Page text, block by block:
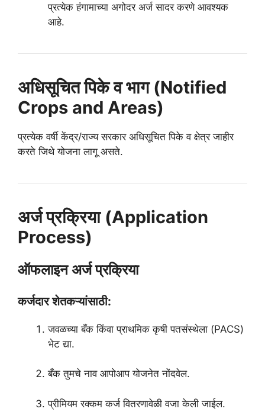
प्रत्येक हंगामाच्या अगोदर अर्ज सादर करणे आवश्यक
आहे.
अधिसूचित पिके व भाग (Notified
Crops and Areas)
प्रत्येक वर्षी केंद्र/राज्य सरकार अधिसूचित पिके व क्षेत्र जाहीर
करते जिथे योजना लागू असते.
अर्ज प्रक्रिया (Application
Process)
ऑफलाइन अर्ज प्रक्रिया
कर्जदार शेतकऱ्यांसाठी:
जवळच्या बँक किंवा प्राथमिक कृषी पतसंस्थेला (PACS)
भेट द्या.
बँक तुमचे नाव आपोआप योजनेत नोंदवेल.
प्रीमियम रक्कम कर्ज वितरणावेळी वजा केली जाईल.